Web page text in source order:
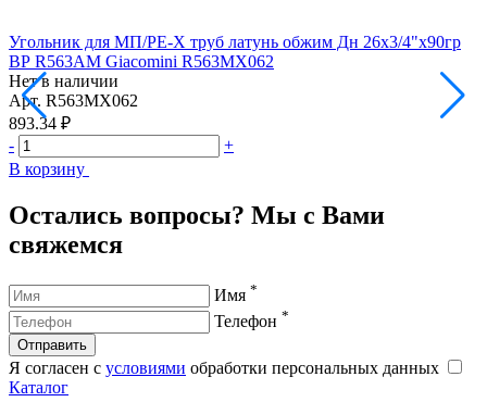
Угольник для МП/PE-X труб латунь обжим Дн 26х3/4"х90гр
ВР R563AM Giacomini R563MX062
Нет в наличии
Арт. R563MX062
893.34 ₽
-
+
В корзину
Остались вопросы? Мы с Вами
свяжемся
Имя *
Телефон *
Отправить
Я согласен с условиями обработки персональных данных
Каталог